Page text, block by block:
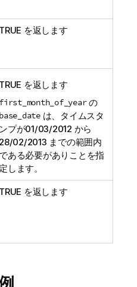
TRUE を返します
TRUE を返します
first_month_of_yearの
base_dateは、タイムスタ
ンプが01/03/2012 から
28/02/2013 までの範囲内
である必要がありことを指
定します。
TRUE を返します